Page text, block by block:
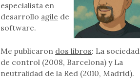
especialista en
desarrollo agile de
software.
Me publicaron dos libros: La sociedad
de control (2008, Barcelona) y La
neutralidad de la Red (2010, Madrid).